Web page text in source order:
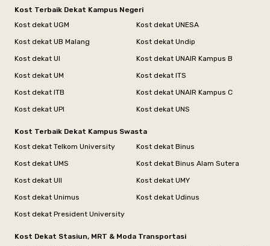
Kost Terbaik Dekat Kampus Negeri
Kost dekat UGM
Kost dekat UNESA
Kost dekat UB Malang
Kost dekat Undip
Kost dekat UI
Kost dekat UNAIR Kampus B
Kost dekat UM
Kost dekat ITS
Kost dekat ITB
Kost dekat UNAIR Kampus C
Kost dekat UPI
Kost dekat UNS
Kost Terbaik Dekat Kampus Swasta
Kost dekat Telkom University
Kost dekat Binus
Kost dekat UMS
Kost dekat Binus Alam Sutera
Kost dekat UII
Kost dekat UMY
Kost dekat Unimus
Kost dekat Udinus
Kost dekat President University
Kost Dekat Stasiun, MRT & Moda Transportasi